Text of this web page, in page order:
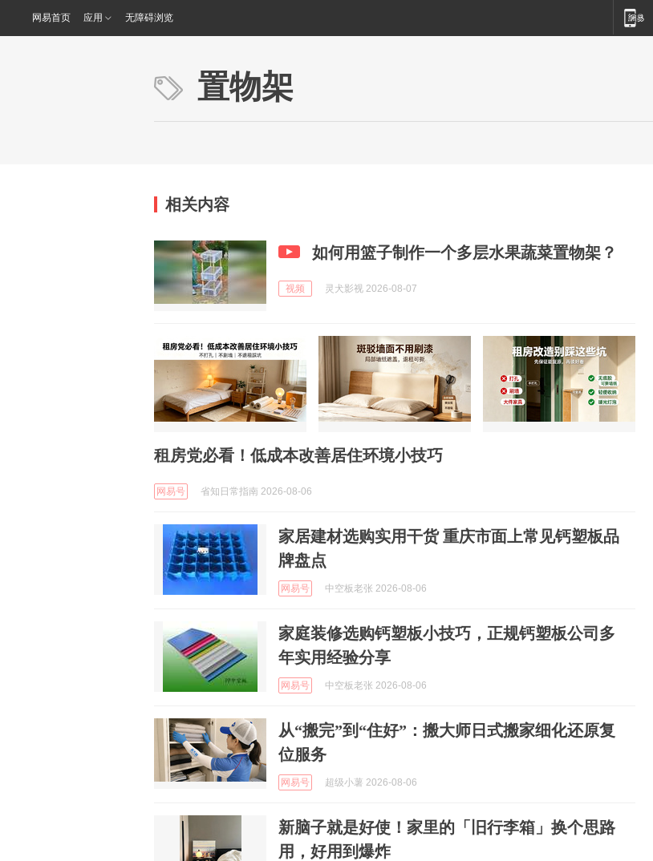
网易首页 应用 无障碍浏览
置物架
相关内容
如何用篮子制作一个多层水果蔬菜置物架？
视频 灵犬影视 2026-08-07
租房党必看！低成本改善居住环境小技巧
网易号 省知日常指南 2026-08-06
家居建材选购实用干货 重庆市面上常见钙塑板品
牌盘点
网易号 中空板老张 2026-08-06
家庭装修选购钙塑板小技巧，正规钙塑板公司多
年实用经验分享
网易号 中空板老张 2026-08-06
从“搬完”到“住好”：搬大师日式搬家细化还原复
位服务
网易号 超级小薯 2026-08-06
新脑子就是好使！家里的「旧行李箱」换个思路
用，好用到爆炸